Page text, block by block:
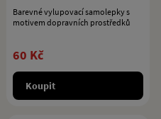
Barevné vylupovací samolepky s
motivem dopravních prostředků
60 Kč
Koupit